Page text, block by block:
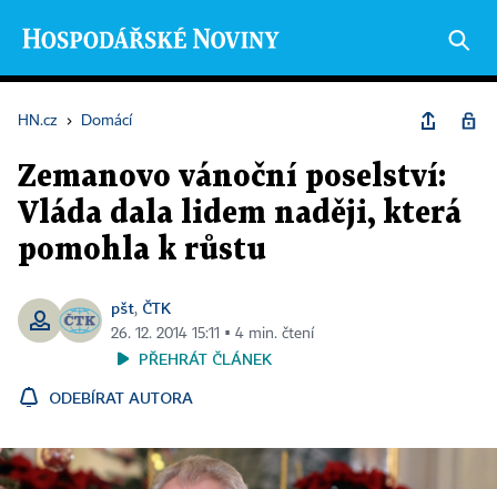
HN.cz › Domácí
Zemanovo vánoční poselství:
Vláda dala lidem naději, která
pomohla k růstu
pšt, ČTK
26. 12. 2014 15:11 ▪ 4 min. čtení
PŘEHRÁT ČLÁNEK
ODEBÍRAT AUTORA